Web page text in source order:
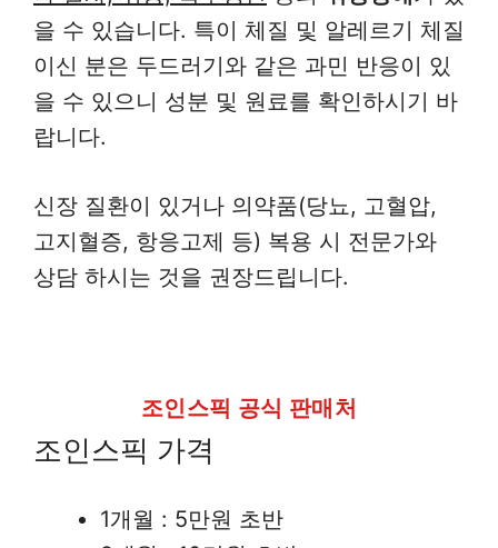
을 수 있습니다. 특이 체질 및 알레르기 체질
이신 분은 두드러기와 같은 과민 반응이 있
을 수 있으니 성분 및 원료를 확인하시기 바
랍니다.
신장 질환이 있거나 의약품(당뇨, 고혈압,
고지혈증, 항응고제 등) 복용 시 전문가와
상담 하시는 것을 권장드립니다.
조인스픽 공식 판매처
조인스픽 가격
1개월 : 5만원 초반